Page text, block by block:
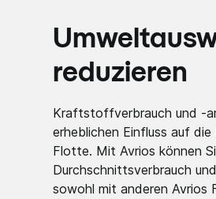
reduzieren
Kraftstoffverbrauch und -
erheblichen Einfluss auf die
Flotte. Mit Avrios können
Durchschnittsverbrauch
sowohl mit anderen Avrios